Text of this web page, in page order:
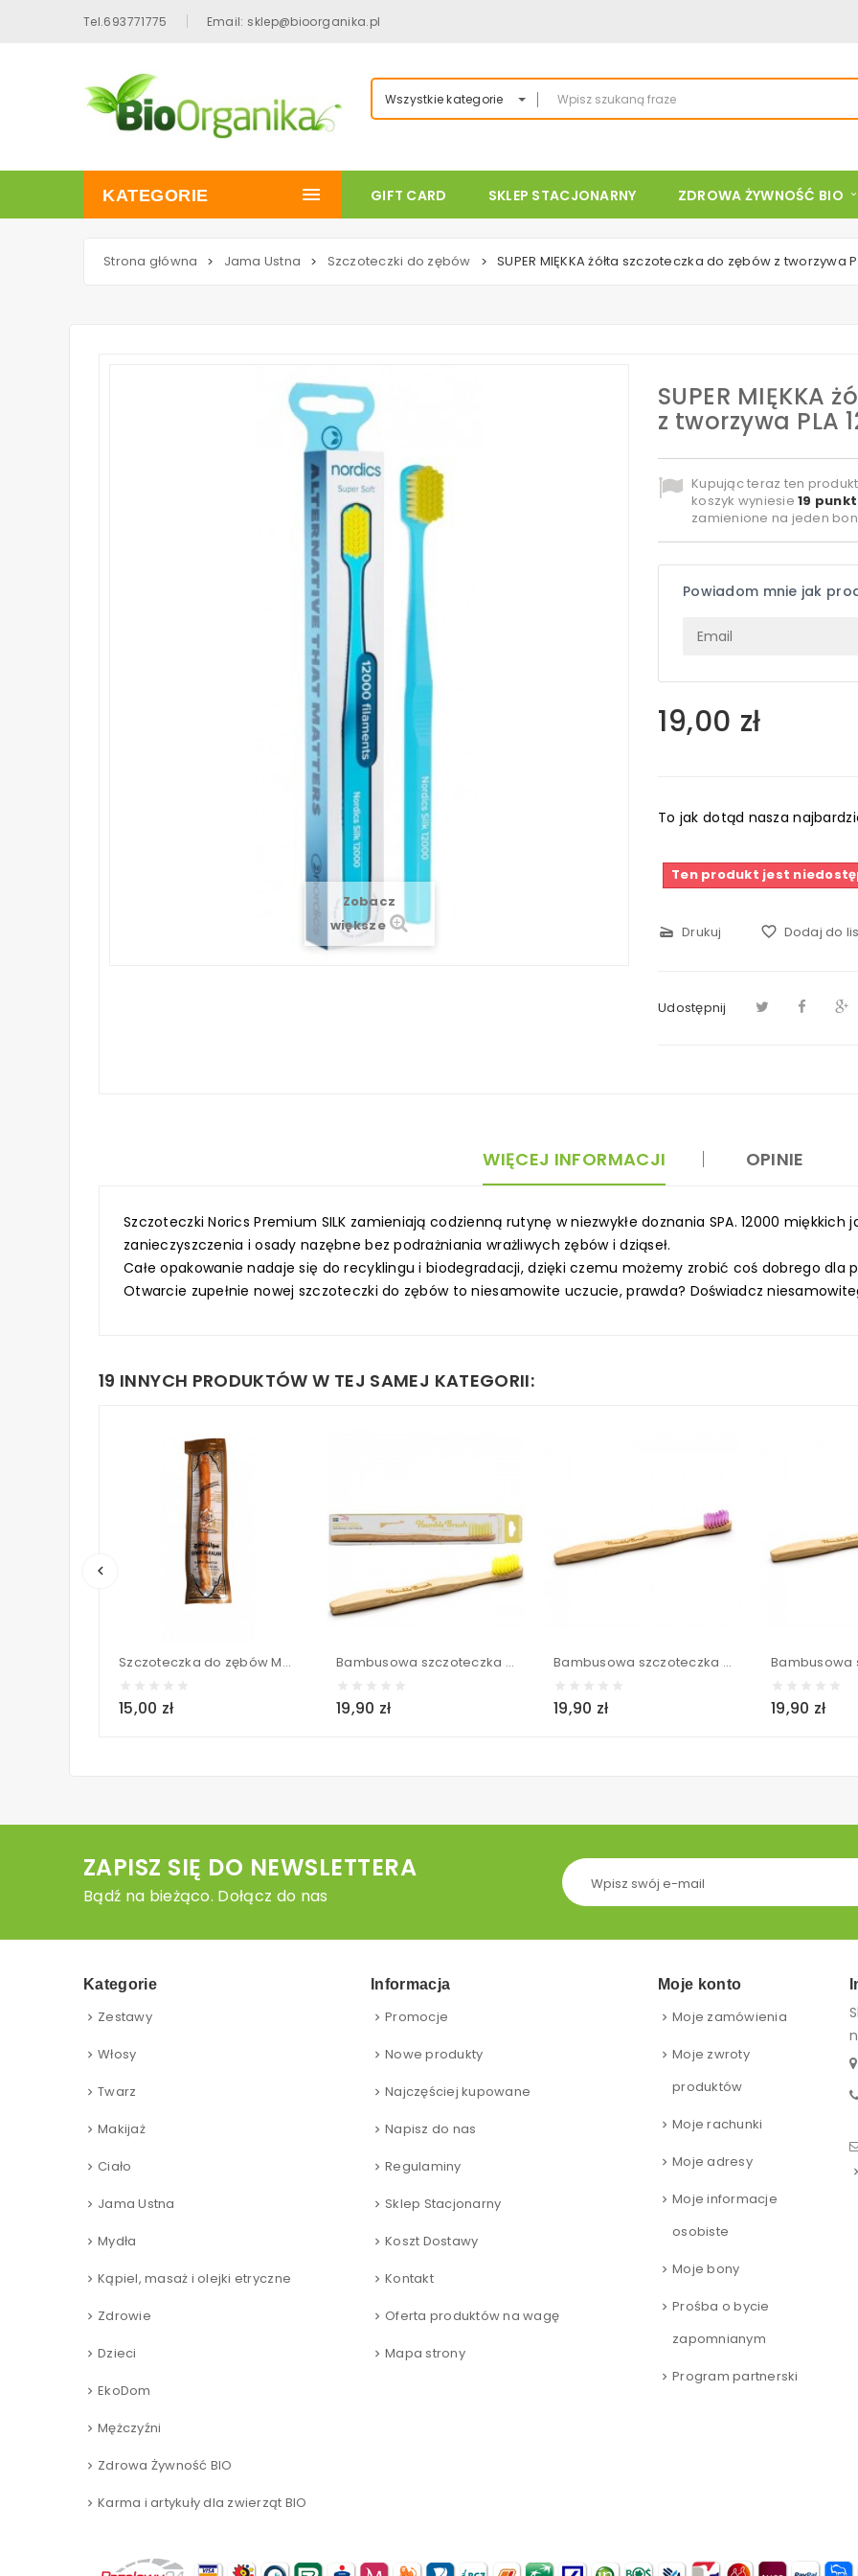
Tel.693771775 Email: sklep@bioorganika.pl
Wszystkie kategorie
KATEGORIE GIFT CARD SKLEP STACJONARNY ZDROWA ŻYWNOŚĆ BIO
Strona główna > Jama Ustna > Szczoteczki do zębów > SUPER MIĘKKA żółta szczoteczka do zębów z tworzywa
Zobacz
większe
SUPER MIĘKKA
z tworzywa PLA
Kupując teraz ten
koszyk wyniesie19
zamienione na jeden
Powiadom mnie jak
19,00 zł
To jak dotąd nasza
Ten produkt jest
scanner Drukuj favorite_border Dodaj do
Udostępnij
WIĘCEJ INFORMACJI OPINIE
Szczoteczki Norics Premium SILK zamieniają codzienną rutynę w niezwykłe doznania SPA. 12000 miękkich
zanieczyszczenia i osady nazębne bez podrażniania wrażliwych zębów i dziąseł.
Całe opakowanie nadaje się do recyklingu i biodegradacji, dzięki czemu możemy zrobić coś dobrego dla
Otwarcie zupełnie nowej szczoteczki do zębów to niesamowite uczucie, prawda? Doświadcz
19 INNYCH PRODUKTÓW W TEJ SAMEJ KATEGORII:
keyboard_arrow_left
Szczoteczka do zębów Meswak (Miswak) - gałązka z drzewa arakowego - Al Falah
15,00 zł
Bambusowa szczoteczka do zębów dla dzieci ULTRA SOFT żółta 14,5cm - Humble Brush
19,90 zł
Bambusowa szczoteczka do zębów dla dzieci ULTRA SOFT różowa 14,5cm - Humble Brush
19,90 zł 19,90 zł
ZAPISZ SIĘ DO NEWSLETTERA
Bądź na bieżąco. Dołącz do nas
Kategorie
Zestawy
Włosy
Twarz
Makijaż
Ciało
Jama Ustna
Mydła
Kąpiel, masaż i olejki etryczne
Zdrowie
Dzieci
EkoDom
Mężczyźni
Zdrowa Żywność BIO
Karma i artykuły dla zwierząt BIO
Informacja
Promocje
Nowe produkty
Najczęściej kupowane
Napisz do nas
Regulaminy
Sklep Stacjonarny
Koszt Dostawy
Kontakt
Oferta produktów na wagę
Mapa strony
Moje konto
Moje zamówienia
Moje zwroty
produktów
Moje rachunki
Moje adresy
Moje informacje
osobiste
Moje bony
Prośba o bycie
zapomnianym
Program partnerski